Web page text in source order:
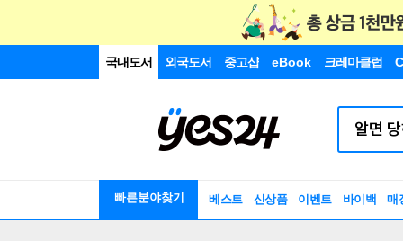
국내도서 외국도서 중고샵 eBook 크레마클럽
빠른분야찾기 베스트 신상품 이벤트 바이백 매